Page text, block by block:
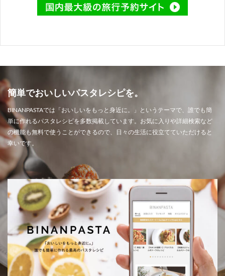
簡単でおいしいパスタレシピを。
BINANPASTAでは「おいしいをもっと身近に。」というテーマで、誰でも簡
単に作れるパスタレシピを多数掲載しています。お気に入りや詳細検索など
の機能も無料で使うことができるので、日々の生活に役立てていただけると
幸いです。